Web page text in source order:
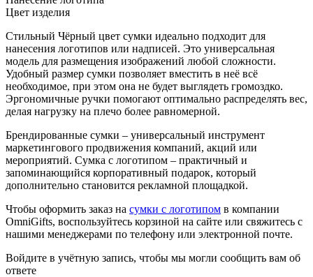
Цвет изделия
Стильный Чёрный цвет сумки идеально подходит для
нанесения логотипов или надписей. Это универсальная
модель для размещения изображений любой сложности.
Удобный размер сумки позволяет вместить в неё всё
необходимое, при этом она не будет выглядеть громоздко.
Эргономичные ручки помогают оптимально распределять вес,
делая нагрузку на плечо более равномерной.
Брендированные сумки – универсальный инструмент
маркетингового продвижения компаний, акций или
мероприятий. Сумка с логотипом – практичный и
запоминающийся корпоративный подарок, который
дополнительно становится рекламной площадкой.
Чтобы оформить заказ на сумки с логотипом в компании
OmniGifts, воспользуйтесь корзиной на сайте или свяжитесь с
нашими менеджерами по телефону или электронной почте.
Войдите в учётную запись, чтобы мы могли сообщить вам об
ответе